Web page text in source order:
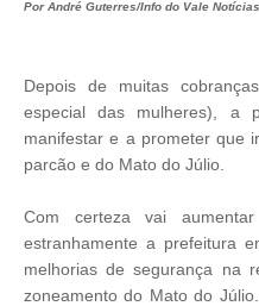
Por André Guterres/Info do Vale Notícias
Depois de muitas
especial das mulheres), a
manifestar e a prometer que
parcão e do Mato do Júlio.
Com certeza vai
estranhamente a prefeitura
melhorias de segurança na
zoneamento do Mato do